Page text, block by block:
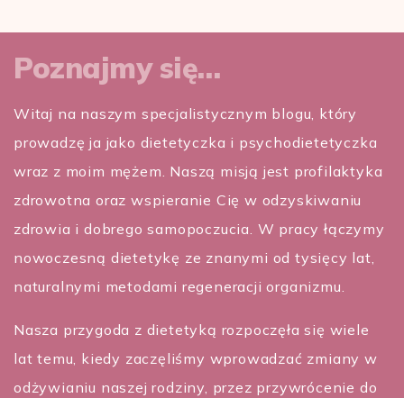
Poznajmy się…
Witaj na naszym specjalistycznym blogu, który
prowadzę ja jako dietetyczka i psychodietetyczka
wraz z moim mężem. Naszą misją jest profilaktyka
zdrowotna oraz wspieranie Cię w odzyskiwaniu
zdrowia i dobrego samopoczucia. W pracy łączymy
nowoczesną dietetykę ze znanymi od tysięcy lat,
naturalnymi metodami regeneracji organizmu.
Nasza przygoda z dietetyką rozpoczęła się wiele
lat temu, kiedy zaczęliśmy wprowadzać zmiany w
odżywianiu naszej rodziny, przez przywrócenie do